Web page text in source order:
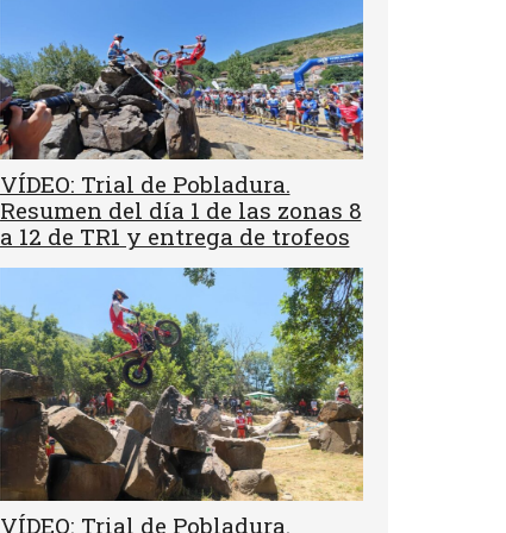
VÍDEO: Trial de Pobladura.
Resumen del día 1 de las zonas 8
a 12 de TR1 y entrega de trofeos
VÍDEO: Trial de Pobladura.